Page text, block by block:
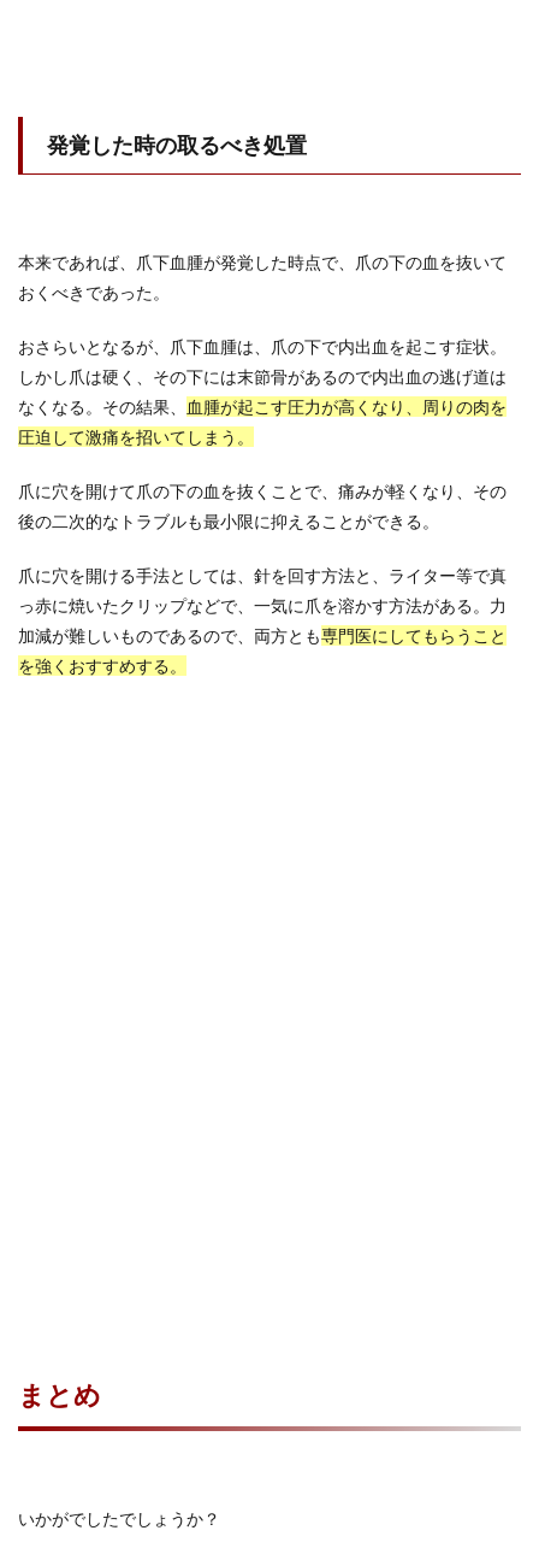
発覚した時の取るべき処置
本来であれば、爪下血腫が発覚した時点で、爪の下の血を抜いて
おくべきであった。
おさらいとなるが、爪下血腫は、爪の下で内出血を起こす症状。
しかし爪は硬く、その下には末節骨があるので内出血の逃げ道は
なくなる。その結果、
血腫が起こす圧力が高くなり、周りの肉を
圧迫して激痛を招いてしまう。
爪に穴を開けて爪の下の血を抜くことで、痛みが軽くなり、その
後の二次的なトラブルも最小限に抑えることができる。
爪に穴を開ける手法としては、針を回す方法と、ライター等で真
っ赤に焼いたクリップなどで、一気に爪を溶かす方法がある。力
加減が難しいものであるので、両方とも専門医にしてもらうこと
を強くおすすめする。
まとめ
いかがでしたでしょうか？